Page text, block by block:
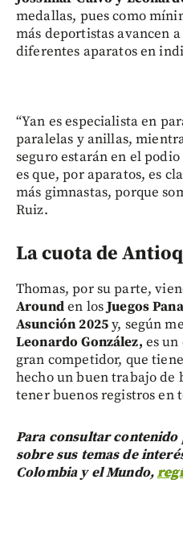
medallas, pues como
más deportistas avancen
diferentes aparatos en
“Yan es especialista en
paralelas y anillas,
seguro estarán en el
es que, por aparatos, es
más gimnastas, porque
Ruiz.
La cuota de
Thomas, por su parte,
Arounden losJuegos
Asunción 2025y, según
Leonardo González, es
gran competidor, que
hecho un buen trabajo de
tener buenos registros en
Para consultar
sobre sus temas de
Colombia y el Mundo,